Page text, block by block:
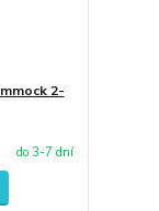
2-
do 3-7 dní